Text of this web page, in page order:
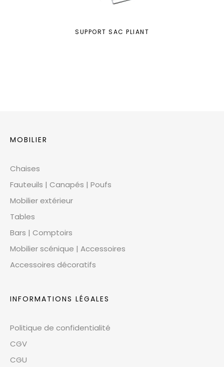
SUPPORT SAC PLIANT
MOBILIER
Chaises
Fauteuils | Canapés | Poufs
Mobilier extérieur
Tables
Bars | Comptoirs
Mobilier scénique | Accessoires
Accessoires décoratifs
INFORMATIONS LÉGALES
Politique de confidentialité
CGV
CGU